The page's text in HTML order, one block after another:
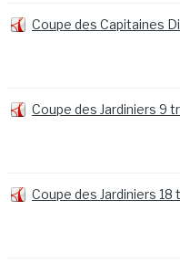
Coupe des Capitaines
Coupe des Jardiniers 9
Coupe des Jardiniers